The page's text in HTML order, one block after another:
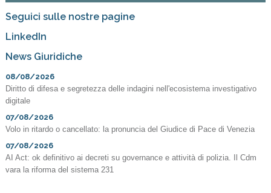
Seguici sulle nostre pagine
LinkedIn
News Giuridiche
08/08/2026
Diritto di difesa e segretezza delle indagini nell'ecosistema investigativo
digitale
07/08/2026
Volo in ritardo o cancellato: la pronuncia del Giudice di Pace di Venezia
07/08/2026
AI Act: ok definitivo ai decreti su governance e attività di polizia. Il Cdm
vara la riforma del sistema 231